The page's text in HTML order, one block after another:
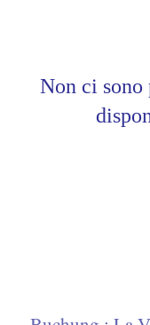
Non ci sono